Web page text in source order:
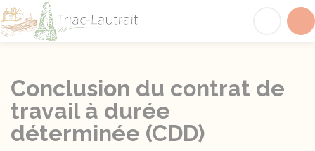
Conclusion du contrat de
travail à durée
déterminée (CDD)